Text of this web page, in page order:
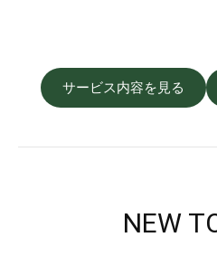
サービス内容を見る
NEW